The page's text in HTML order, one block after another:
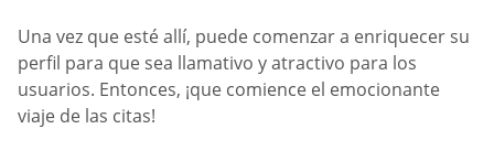
Una vez que esté allí, puede comenzar a enriquecer su
perfil para que sea llamativo y atractivo para los
usuarios. Entonces, ¡que comience el emocionante
viaje de las citas!